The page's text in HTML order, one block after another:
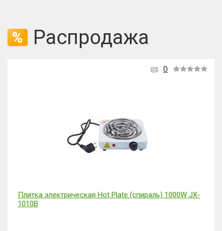
Распродажа
0
Плитка электрическая Hot Plate (спираль) 1000W JX-
1010B